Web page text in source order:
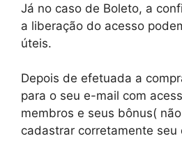
Já no caso de Boleto, a
a liberação do acesso
úteis.
Depois de efetuada a
para o seu e-mail com
membros e seus bônus(
cadastrar corretamente seu